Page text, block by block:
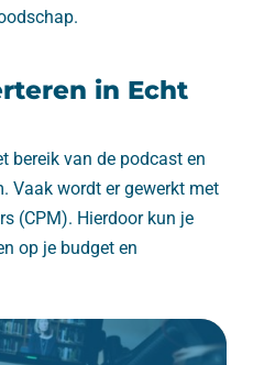
in Echt
bereik van de podcast en
Vaak wordt er gewerkt met
(CPM). Hierdoor kun je
op je budget en